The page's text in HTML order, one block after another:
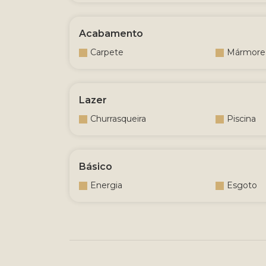
Acabamento
Carpete Mármore
Lazer
Churrasqueira Piscina
Básico
Energia Esgoto